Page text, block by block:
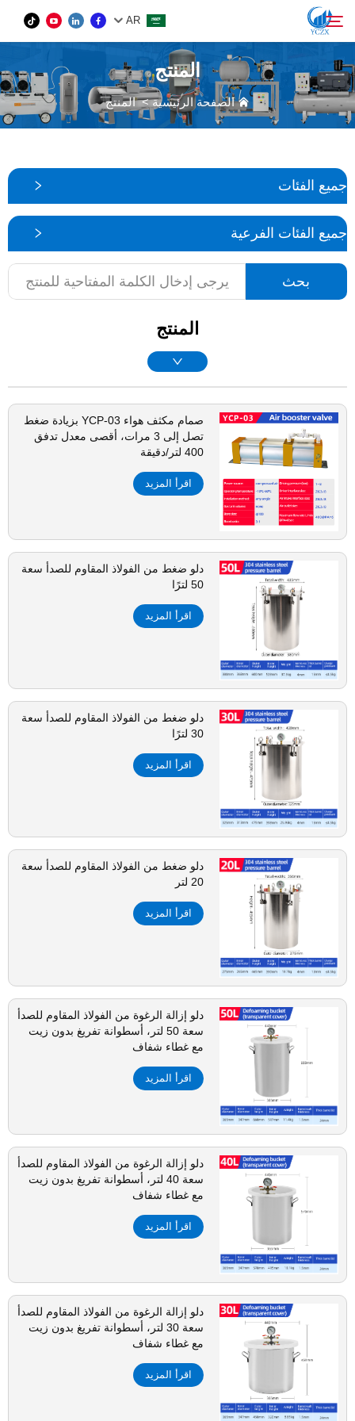
AR
المنتج
الأخبار
اتصل بنا
بحث
المنتج
الصفحة الرئيسية>المنتج
جميع الفئات
جميع الفئات الفرعية
بحث
المنتج
صمام مكثف هواء YCP-03 بزيادة ضغط
تصل إلى 3 مرات، أقصى معدل تدفق
400 لتر/دقيقة
اقرأ المزيد
دلو ضغط من الفولاذ المقاوم للصدأ سعة
50 لترًا
اقرأ المزيد
دلو ضغط من الفولاذ المقاوم للصدأ سعة
30 لترًا
اقرأ المزيد
دلو ضغط من الفولاذ المقاوم للصدأ سعة
20 لتر
اقرأ المزيد
دلو إزالة الرغوة من الفولاذ المقاوم للصدأ
سعة 50 لتر، أسطوانة تفريغ بدون زيت
مع غطاء شفاف
اقرأ المزيد
دلو إزالة الرغوة من الفولاذ المقاوم للصدأ
سعة 40 لتر، أسطوانة تفريغ بدون زيت
مع غطاء شفاف
اقرأ المزيد
دلو إزالة الرغوة من الفولاذ المقاوم للصدأ
سعة 30 لتر، أسطوانة تفريغ بدون زيت
مع غطاء شفاف
اقرأ المزيد